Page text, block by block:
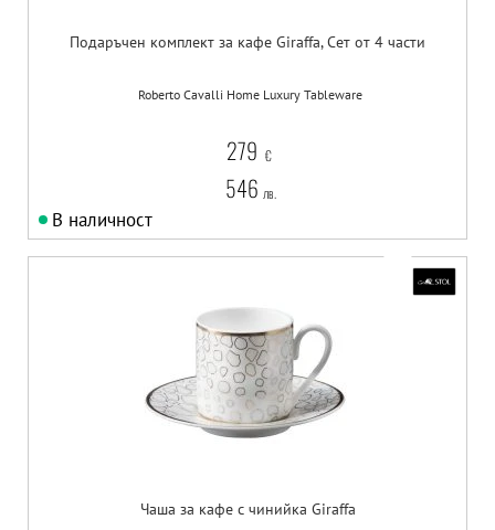
Подаръчен комплект за кафе Giraffa, Сет от 4 части
Roberto Cavalli Home Luxury Tableware
279 €
546 лв.
В наличност
Чаша за кафе с чинийка Giraffa